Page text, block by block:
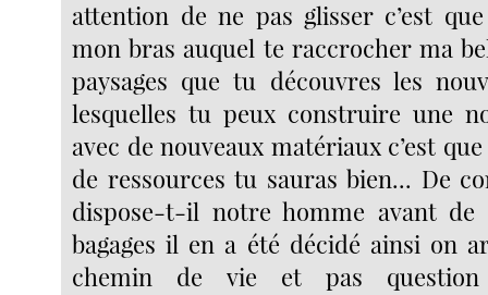
attention de ne pas glisser c’est
mon bras auquel te raccrocher ma
paysages que tu découvres les
lesquelles tu peux construire une
avec de nouveaux matériaux c’est
de ressources tu sauras bien... De
dispose-t-il notre homme avant de
bagages il en a été décidé ainsi on
chemin de vie et pas